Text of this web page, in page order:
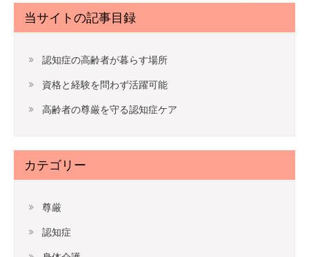
当サイトの記事目録
認知症の高齢者が暮らす場所
資格と経験を問わず活躍可能
高齢者の尊厳を守る認知症ケア
カテゴリー
尊厳
認知症